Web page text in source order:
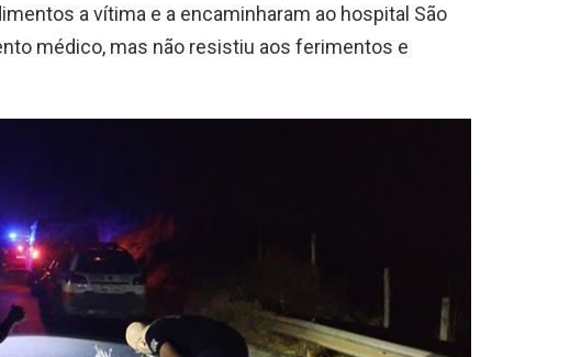
a vítima e a encaminharam ao hospital São
médico, mas não resistiu aos ferimentos e